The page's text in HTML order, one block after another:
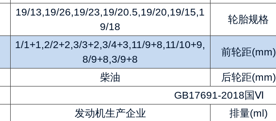
19/13,19/26,19/23,19/20.5,19/20,19/15,1
9/18
轮胎规格
1/1+1,2/2+2,3/3+2,3/4+3,11/9+8,11/10+9,
8/9+8,3/9+8
前轮距(mm)
柴油 后轮距(mm)
GB17691-2018国Ⅵ
发动机生产企业 排量(ml)